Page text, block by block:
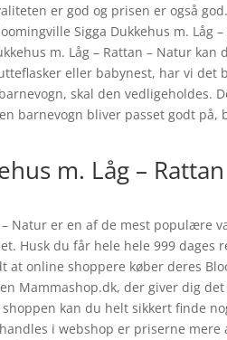
er god og prisen er også
Sigga Dukkehus m. Låg
m. Låg – Rattan – Natur kan
eller babynest, har vi det
skal den vedligeholdes.
barnevogn bliver passet godt
m. Låg –
– Natur er en af de mest populære
Husk du får hele hele 999 dages
online shoppere køber deres
Mammashop.dk, der giver dig
kan du helt sikkert finde
i webshop er priserne mere